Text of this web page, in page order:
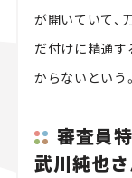
が開いていて、
だ付けに精通す
からないという。
審査員
武川純也